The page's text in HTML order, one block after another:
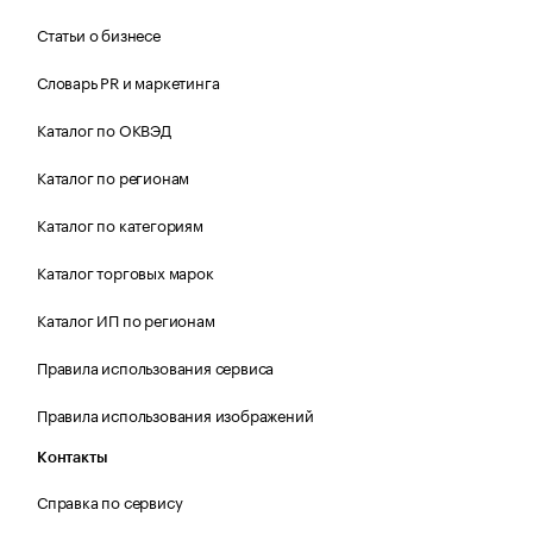
Статьи о бизнесе
Словарь PR и маркетинга
Каталог по ОКВЭД
Каталог по регионам
Каталог по категориям
Каталог торговых марок
Каталог ИП по регионам
Правила использования сервиса
Правила использования изображений
Контакты
Справка по сервису